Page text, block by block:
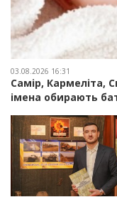
03.08.2026 16:31
Самір, Кармеліта,
імена обирають